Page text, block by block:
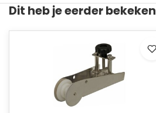
Dit heb je eerder bekeken